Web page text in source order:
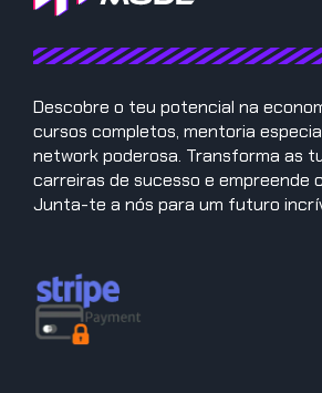
Descobre o teu potencial na
cursos completos, mentoria
network poderosa. Transforma as
carreiras de sucesso e empreende
Junta-te a nós para um futuro